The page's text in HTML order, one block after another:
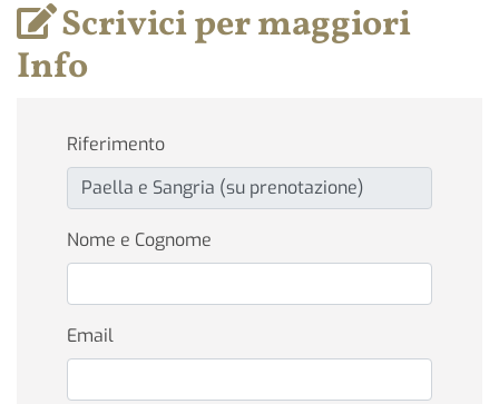
Scrivici per maggiori
Info
Riferimento
Nome e Cognome
Email